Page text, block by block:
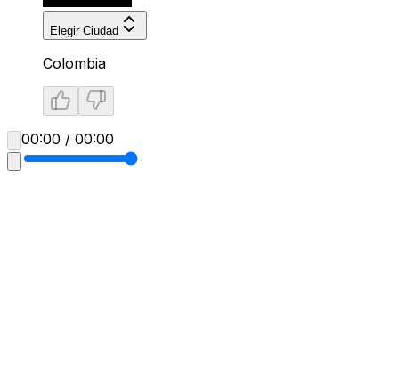
Elegir Ciudad
Colombia
00:00 / 00:00